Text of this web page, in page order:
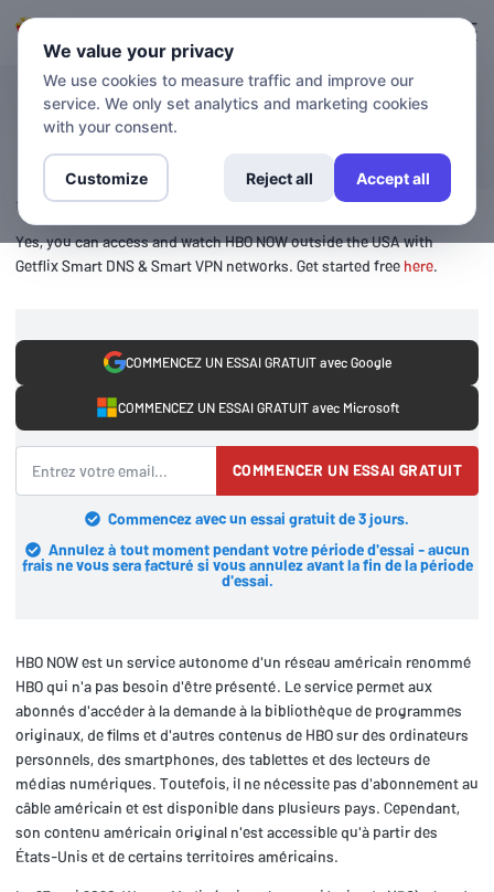
BLOG
Access HBO NOW outside US
10 July 2020
Yes, you can access and watch HBO NOW outside the USA with
Getflix Smart DNS & Smart VPN networks. Get started free here.
COMMENCEZ UN ESSAI GRATUIT avec Google
COMMENCEZ UN ESSAI GRATUIT avec Microsoft
COMMENCER UN ESSAI GRATUIT
Commencez avec un essai gratuit de 3 jours.
Annulez à tout moment pendant votre période d'essai - aucun
frais ne vous sera facturé si vous annulez avant la fin de la période
d'essai.
HBO NOW est un service autonome d'un réseau américain renommé
HBO qui n'a pas besoin d'être présenté. Le service permet aux
abonnés d'accéder à la demande à la bibliothèque de programmes
originaux, de films et d'autres contenus de HBO sur des ordinateurs
personnels, des smartphones, des tablettes et des lecteurs de
médias numériques. Toutefois, il ne nécessite pas d'abonnement au
câble américain et est disponible dans plusieurs pays. Cependant,
son contenu américain original n'est accessible qu'à partir des
États-Unis et de certains territoires américains.
We value your privacy
We use cookies to measure traffic and improve our
service. We only set analytics and marketing cookies
with your consent.
Customize Reject all Accept all